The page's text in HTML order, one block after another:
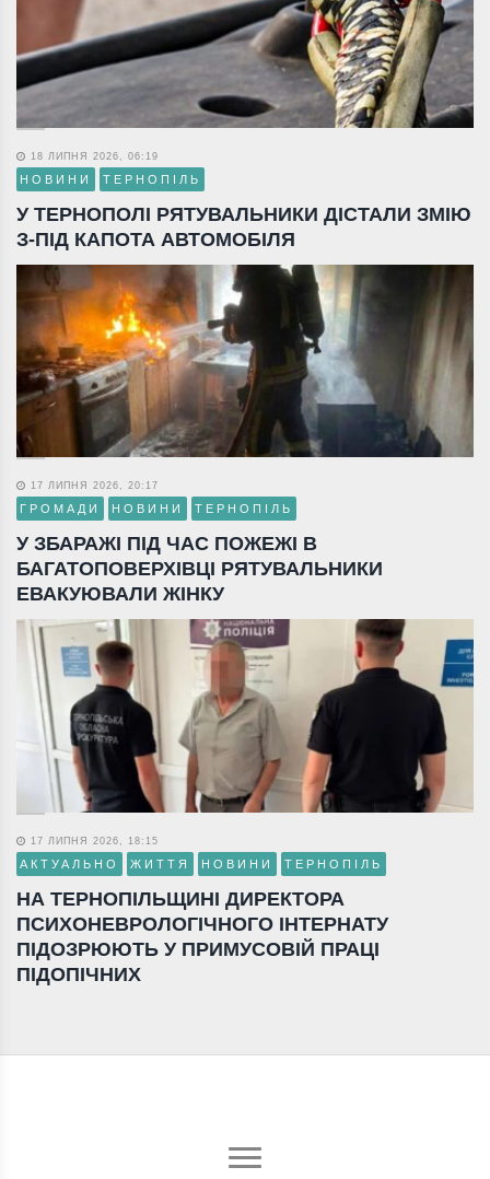
18 ЛИПНЯ 2026, 06:19
НОВИНИ ТЕРНОПІЛЬ
У ТЕРНОПОЛІ РЯТУВАЛЬНИКИ ДІСТАЛИ ЗМІЮ
З-ПІД КАПОТА АВТОМОБІЛЯ
17 ЛИПНЯ 2026, 20:17
ГРОМАДИ НОВИНИ ТЕРНОПІЛЬ
У ЗБАРАЖІ ПІД ЧАС ПОЖЕЖІ В
БАГАТОПОВЕРХІВЦІ РЯТУВАЛЬНИКИ
ЕВАКУЮВАЛИ ЖІНКУ
17 ЛИПНЯ 2026, 18:15
АКТУАЛЬНО ЖИТТЯ НОВИНИ ТЕРНОПІЛЬ
НА ТЕРНОПІЛЬЩИНІ ДИРЕКТОРА
ПСИХОНЕВРОЛОГІЧНОГО ІНТЕРНАТУ
ПІДОЗРЮЮТЬ У ПРИМУСОВІЙ ПРАЦІ
ПІДОПІЧНИХ